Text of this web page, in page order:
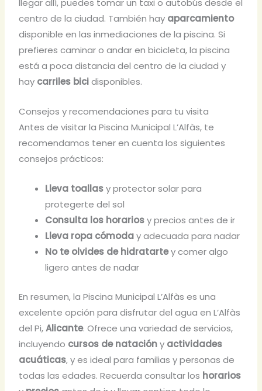
llegar allí, puedes tomar un taxi o autobús desde el
centro de la ciudad. También hay aparcamiento
disponible en las inmediaciones de la piscina. Si
prefieres caminar o andar en bicicleta, la piscina
está a poca distancia del centro de la ciudad y
hay carriles bicidisponibles.
Consejos y recomendaciones para tu visita
Antes de visitar la Piscina Municipal L’Alfàs, te
recomendamos tener en cuenta los siguientes
consejos prácticos:
Lleva toallasy protector solar para
protegerte del sol
Consulta los horariosy precios antes de ir
Lleva ropa cómoday adecuada para nadar
No te olvides de hidratartey comer algo
ligero antes de nadar
En resumen, la Piscina Municipal L’Alfàs es una
excelente opción para disfrutar del agua en L’Alfàs
del Pi,Alicante. Ofrece una variedad de servicios,
incluyendo cursos de natacióny actividades
acuáticas, y es ideal para familias y personas de
todas las edades. Recuerda consultar los horarios